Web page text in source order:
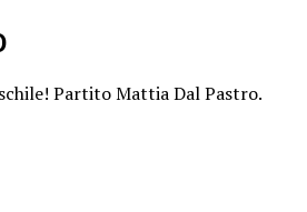
Partito Mattia Dal Pastro.